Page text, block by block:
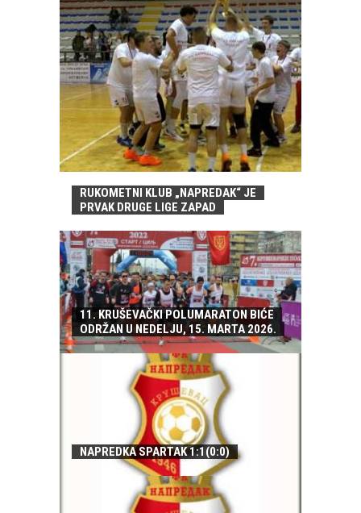
RUKOMETNI KLUB „NAPREDAK“ JE
PRVAK DRUGE LIGE ZAPAD
11. KRUŠEVAČKI POLUMARATON BIĆE
ODRŽAN U NEDELJU, 15. MARTA 2026.
NAPREDKA SPARTAK 1:1(0:0)